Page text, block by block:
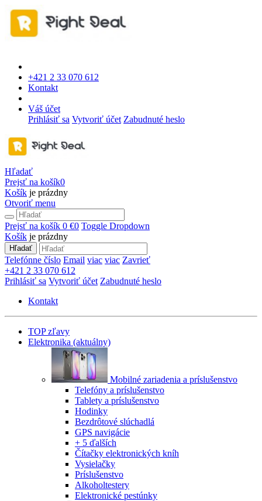
+421 2 33 070 612
Kontakt
Váš účet
Prihlásiť sa Vytvoriť účet Zabudnuté heslo
Hľadať
Prejsť na košík0
Košík je prázdny
Otvoriť menu
Prejsť na košík 0 €0 Toggle Dropdown
Košík je prázdny
Hľadať
Telefónne číslo Email viac viac Zavrieť
+421 2 33 070 612
Prihlásiť sa Vytvoriť účet Zabudnuté heslo
Kontakt
TOP zľavy
Elektronika (aktuálny)
Mobilné zariadenia a príslušenstvo
Telefóny a príslušenstvo
Tablety a príslušenstvo
Hodinky
Bezdrôtové slúchadlá
GPS navigácie
+ 5 ďalších
Čítačky elektronických kníh
Vysielačky
Príslušenstvo
Alkoholtestery
Elektronické pestúnky